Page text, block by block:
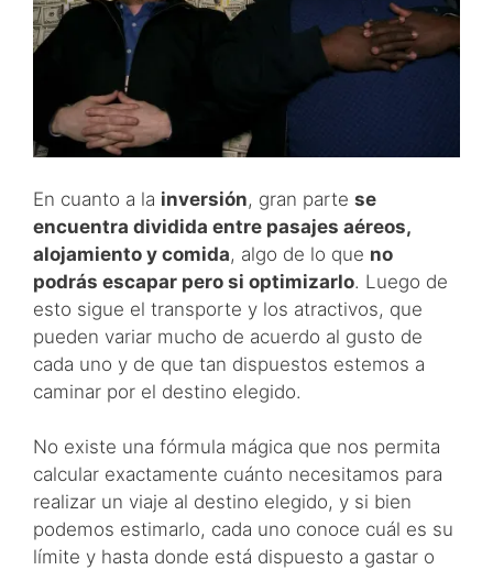
En cuanto a la inversión, gran parte se
encuentra dividida entre pasajes aéreos,
alojamiento y comida, algo de lo que no
podrás escapar pero si optimizarlo. Luego de
esto sigue el transporte y los atractivos, que
pueden variar mucho de acuerdo al gusto de
cada uno y de que tan dispuestos estemos a
caminar por el destino elegido.
No existe una fórmula mágica que nos permita
calcular exactamente cuánto necesitamos para
realizar un viaje al destino elegido, y si bien
podemos estimarlo, cada uno conoce cuál es su
límite y hasta donde está dispuesto a gastar o